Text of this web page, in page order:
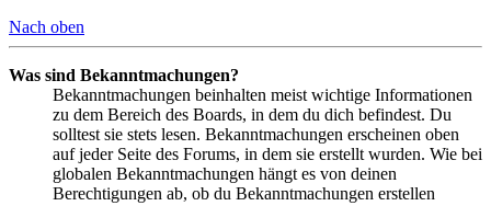
Nach oben
Was sind Bekanntmachungen?
Bekanntmachungen beinhalten meist wichtige Informationen
zu dem Bereich des Boards, in dem du dich befindest. Du
solltest sie stets lesen. Bekanntmachungen erscheinen oben
auf jeder Seite des Forums, in dem sie erstellt wurden. Wie bei
globalen Bekanntmachungen hängt es von deinen
Berechtigungen ab, ob du Bekanntmachungen erstellen